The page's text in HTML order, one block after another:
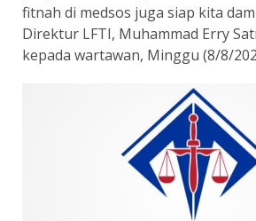
fitnah di medsos juga siap kita
Direktur LFTI, Muhammad Erry
kepada wartawan, Minggu (8/8/